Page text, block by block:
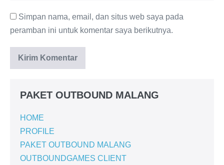
Simpan nama, email, dan situs web saya pada
peramban ini untuk komentar saya berikutnya.
PAKET OUTBOUND MALANG
HOME
PROFILE
PAKET OUTBOUND MALANG
OUTBOUNDGAMES CLIENT